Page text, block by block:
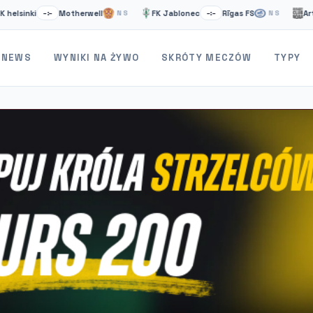
–:– Motherwell NS FK Jablonec –:– Rīgas FS NS Artsakh –:–
NEWS WYNIKI NA ŻYWO SKRÓTY MECZÓW TYPY